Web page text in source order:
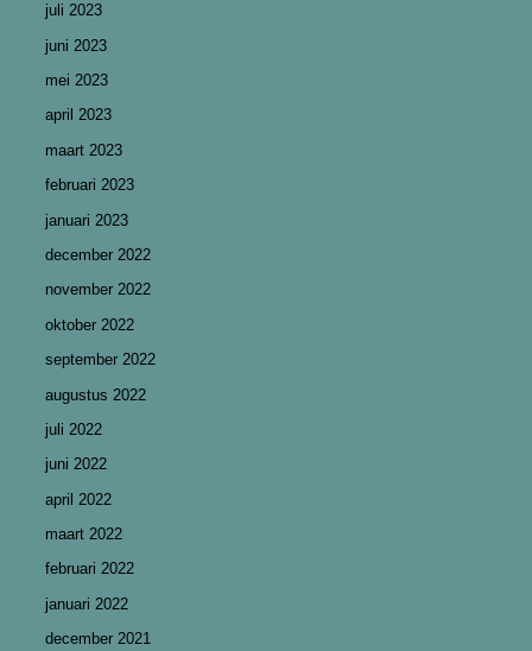
juli 2023
juni 2023
mei 2023
april 2023
maart 2023
februari 2023
januari 2023
december 2022
november 2022
oktober 2022
september 2022
augustus 2022
juli 2022
juni 2022
april 2022
maart 2022
februari 2022
januari 2022
december 2021